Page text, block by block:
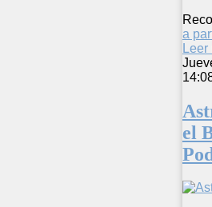
a
Leer
el